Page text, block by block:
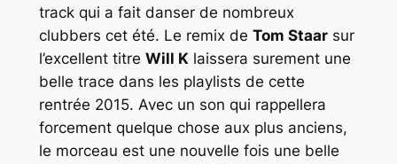
track qui a fait danser de nombreux
clubbers cet été. Le remix de Tom Staarsur
l’excellent titre Will Klaissera surement une
belle trace dans les playlists de cette
rentrée 2015. Avec un son qui rappellera
forcement quelque chose aux plus anciens,
le morceau est une nouvelle fois une belle